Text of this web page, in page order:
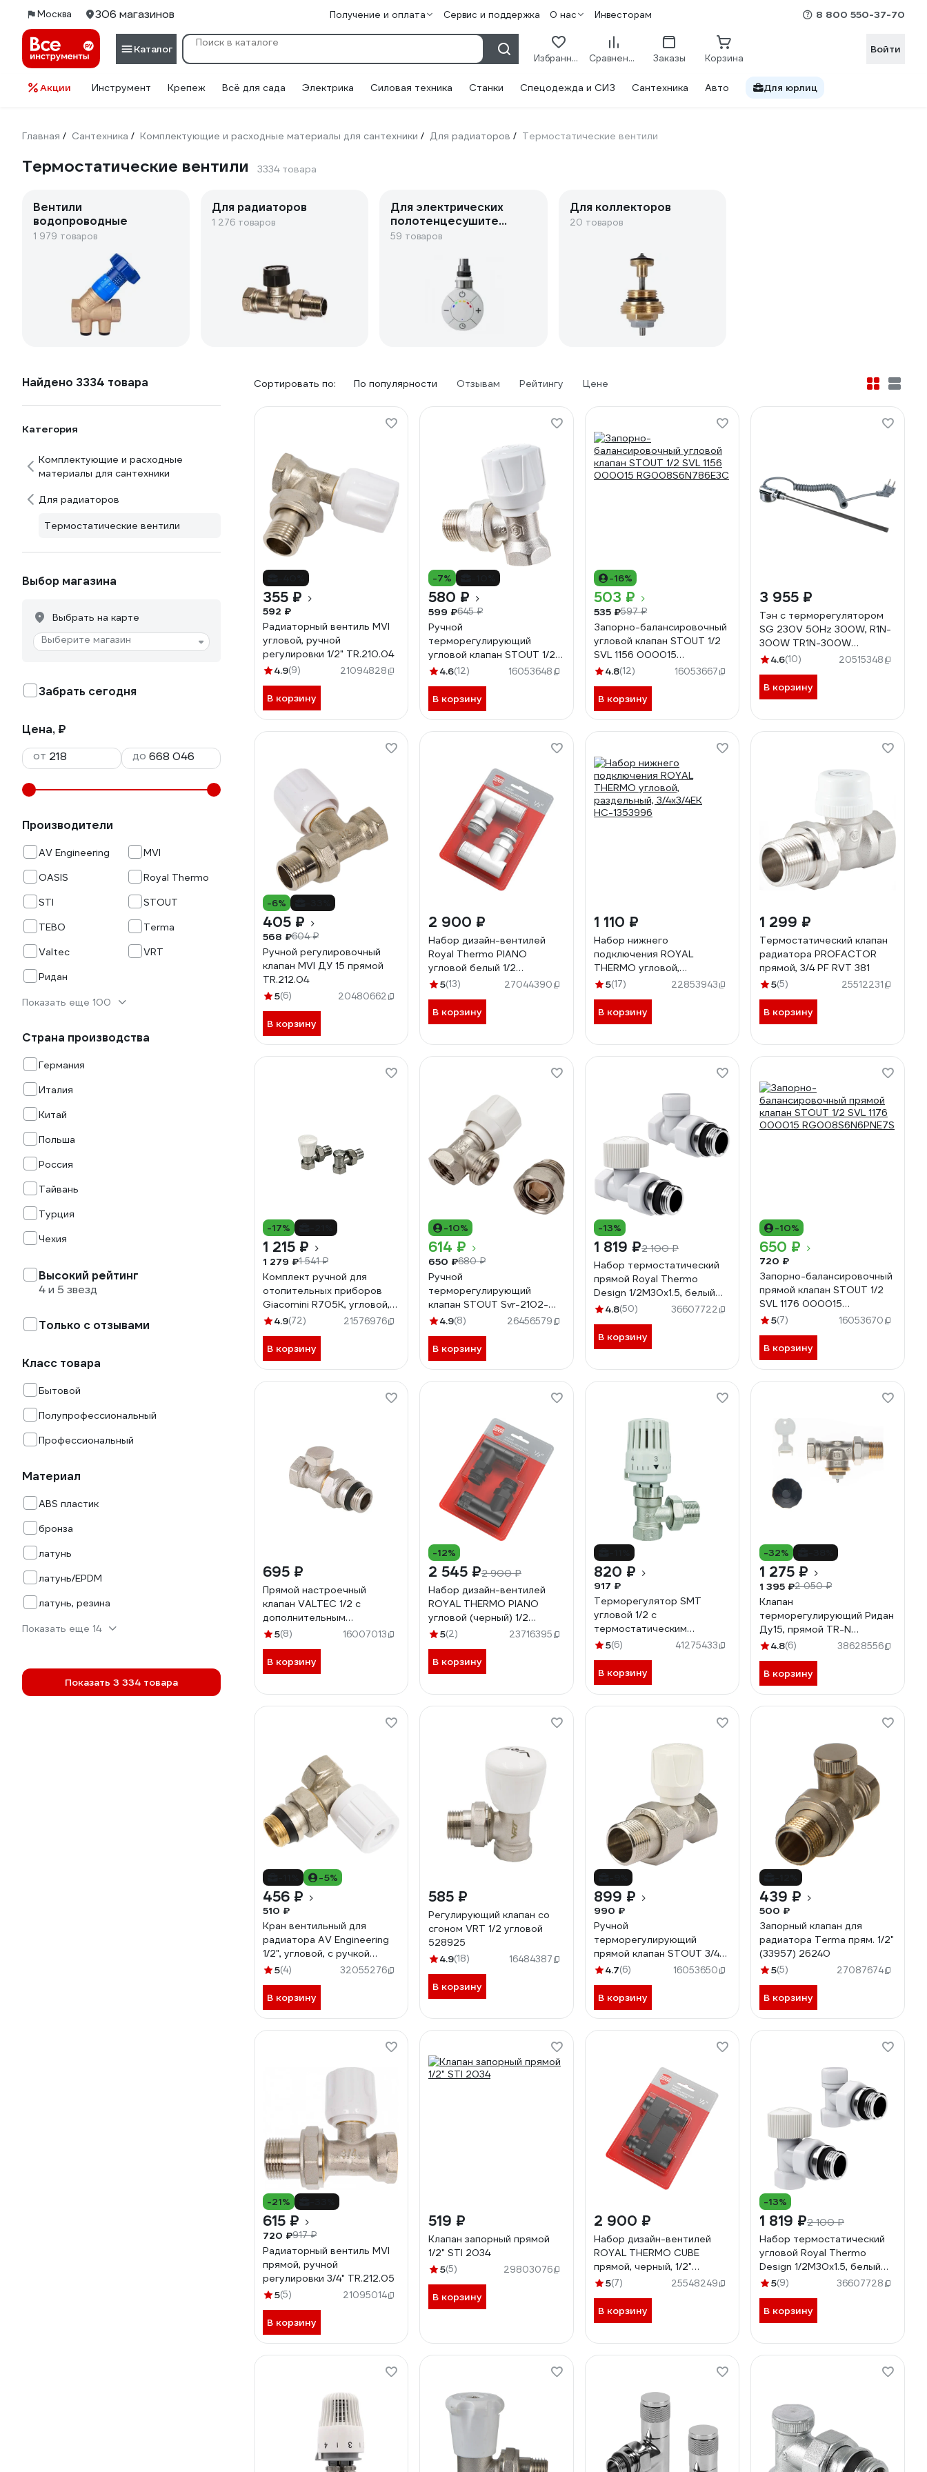
Москва 306 магазинов Получение и оплата Сервис и поддержка О нас Инвесторам 8 800 550-37-70
Каталог
Избранное Сравнение Заказы Корзина
Войти
Акции Инструмент Крепеж Всё для сада Электрика Силовая техника Станки Спецодежда и СИЗ Сантехника Авто Для юрлиц
Главная / Сантехника / Комплектующие и расходные материалы для сантехники / Для радиаторов / Термостатические вентили
Термостатические вентили 3334 товара
Вентили
водопроводные
1 979 товаров
Для радиаторов
1 276 товаров
Для электрических
полотенцесушител
ей
59 товаров
Для коллекторов
20 товаров
Найдено 3334 товара
Категория
Комплектующие и расходные
материалы для сантехники
Для радиаторов
Термостатические вентили
Выбор магазина
Выбрать на карте
Выберите магазин
Забрать сегодня
Цена, ₽
от
до
Производители
AV Engineering
MVI
OASIS
Royal Thermo
STI
STOUT
TEBO
Terma
Valtec
VRT
Ридан
Показать еще 100
Страна производства
Германия
Италия
Китай
Польша
Россия
Тайвань
Турция
Чехия
Высокий рейтинг
4 и 5 звезд
Только с отзывами
Класс товара
Бытовой
Полупрофессиональный
Профессиональный
Материал
ABS пластик
бронза
латунь
латунь/EPDM
латунь, резина
Показать еще 14
Показать 3 334 товара
Сортировать по: По популярности Отзывам Рейтингу Цене
355 ₽
592 ₽
Радиаторный вентиль MVI
угловой, ручной
регулировки 1/2" TR.210.04
4.9(9) 21094828
В корзину
-7%
580 ₽
599 ₽645 ₽
Ручной
терморегулирующий
угловой клапан STOUT 1/2
SVR 2102 000015
4.6(12) 16053648
В корзину
-16%
503 ₽
535 ₽597 ₽
Запорно-балансировочный
угловой клапан STOUT 1/2
SVL 1156 000015
RG008S6N786E3C
4.8(12) 16053667
В корзину
3 955 ₽
Тэн с терморегулятором
SG 230V 50Hz 300W, R1N-
300W TR1N-300W
SGTR1N-300W
4.6(10) 20515348
В корзину
-6%
405 ₽
568 ₽604 ₽
Ручной регулировочный
клапан MVI ДУ 15 прямой
TR.212.04
5(6) 20480662
В корзину
2 900 ₽
Набор дизайн-вентилей
Royal Thermo PIANO
угловой белый 1/2
НС-1422581
5(13) 27044390
В корзину
1 110 ₽
Набор нижнего
подключения ROYAL
THERMO угловой,
раздельный, 3/4x3/4ЕК
5(17) 22853943
В корзину
1 299 ₽
Термостатический клапан
радиатора PROFACTOR
прямой, 3/4 PF RVT 381
5(5) 25512231
В корзину
-17%
1 215 ₽
1 279 ₽1 541 ₽
Комплект ручной для
отопительных приборов
Giacomini R705K, угловой,
1/2, 1/2, ВН, хромированный
4.9(72) 21576976
В корзину
-10%
614 ₽
650 ₽680 ₽
Ручной
терморегулирующий
клапан STOUT Svr-2102-
100015 угловой 1/2" (с
уплотнением)
RG008VL0HJS7HS
4.9(8) 26456579
В корзину
-13%
1 819 ₽2 100 ₽
Набор термостатический
прямой Royal Thermo
Design 1/2М30x1.5, белый
НС-1640376
4.8(50) 36607722
В корзину
-10%
650 ₽
720 ₽
Запорно-балансировочный
прямой клапан STOUT 1/2
SVL 1176 000015
RG008S6N6PNE7S
5(7) 16053670
В корзину
695 ₽
Прямой настроечный
клапан VALTEC 1/2 с
дополнительным
уплотнением VT.020.NR.04
5(8) 16007013
В корзину
-12%
2 545 ₽2 900 ₽
Набор дизайн-вентилей
ROYAL THERMO PIANO
угловой (черный) 1/2
НС-1422585
5(2) 23716395
В корзину
820 ₽
917 ₽
Терморегулятор SMT
угловой 1/2 с
термостатическим
клапаном и головкой,
5(6) 41275433
В корзину
-32%
1 275 ₽
1 395 ₽2 050 ₽
Клапан
терморегулирующий Ридан
Ду15, прямой TR-N
013G7014R 013G7014R
4.8(6) 38628556
В корзину
-5%
456 ₽
510 ₽
Кран вентильный для
радиатора AV Engineering
1/2", угловой, с ручкой
AVE394012
5(4) 32055276
В корзину
585 ₽
Регулирующий клапан со
сгоном VRT 1/2 угловой
528925
4.9(18) 16484387
В корзину
899 ₽
990 ₽
Ручной
терморегулирующий
прямой клапан STOUT 3/4
SVR 2122 000020
4.7(6) 16053650
В корзину
439 ₽
500 ₽
Запорный клапан для
радиатора Terma прям. 1/2"
(33957) 26240
5(5) 27087674
В корзину
-21%
615 ₽
720 ₽917 ₽
Радиаторный вентиль MVI
прямой, ручной
регулировки 3/4" TR.212.05
5(5) 21095014
В корзину
519 ₽
Клапан запорный прямой
1/2" STI 2034
5(5) 29803076
В корзину
2 900 ₽
Набор дизайн-вентилей
ROYAL THERMO CUBE
прямой, черный, 1/2"
НС-1422575
5(7) 25548249
В корзину
-13%
1 819 ₽2 100 ₽
Набор термостатический
угловой Royal Thermo
Design 1/2М30x1.5, белый
НС-1640379
5(9) 36607728
В корзину